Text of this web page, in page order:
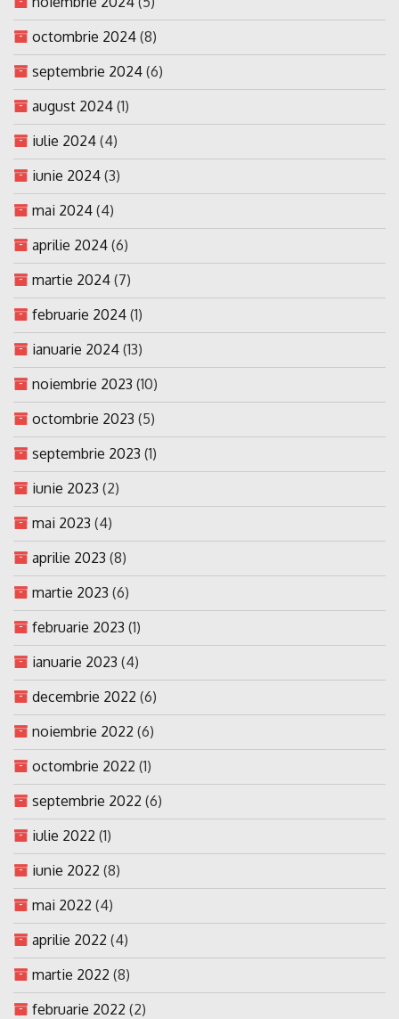
octombrie 2024 (8)
septembrie 2024 (6)
august 2024 (1)
iulie 2024 (4)
iunie 2024 (3)
mai 2024 (4)
aprilie 2024 (6)
martie 2024 (7)
februarie 2024 (1)
ianuarie 2024 (13)
noiembrie 2023 (10)
octombrie 2023 (5)
septembrie 2023 (1)
iunie 2023 (2)
mai 2023 (4)
aprilie 2023 (8)
martie 2023 (6)
februarie 2023 (1)
ianuarie 2023 (4)
decembrie 2022 (6)
noiembrie 2022 (6)
octombrie 2022 (1)
septembrie 2022 (6)
iulie 2022 (1)
iunie 2022 (8)
mai 2022 (4)
aprilie 2022 (4)
martie 2022 (8)
februarie 2022 (2)